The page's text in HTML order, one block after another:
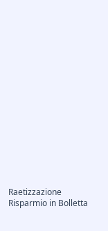
Raetizzazione
Risparmio in Bolletta